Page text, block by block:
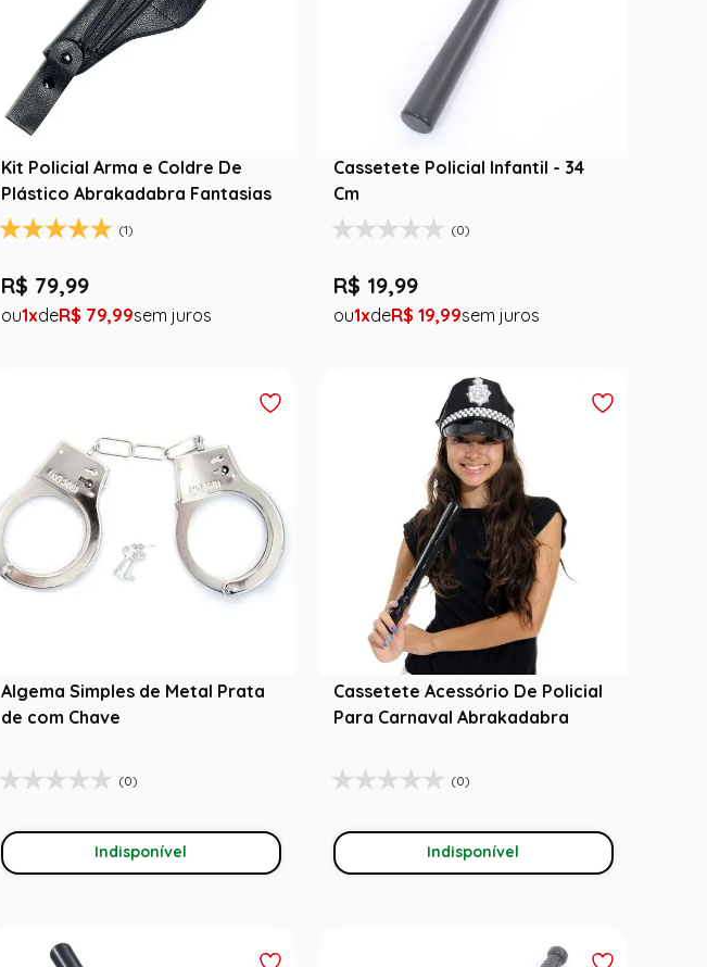
Kit Policial Arma e Coldre De
Plástico Abrakadabra Fantasias
(1)
R$ 79,99
1 R$ 79,99
Cassetete Policial Infantil - 34
Cm
(0)
R$ 19,99
1 R$ 19,99
Algema Simples de Metal Prata
de com Chave
(0)
Indisponível
Cassetete Acessório De Policial
Para Carnaval Abrakadabra
(0)
Indisponível